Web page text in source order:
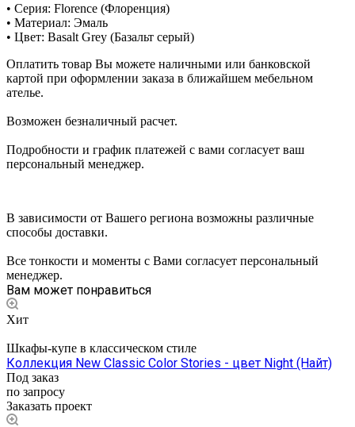
• Серия: Florence (Флоренция)
• Материал: Эмаль
• Цвет: Basalt Grey (Базальт серый)
Оплатить товар Вы можете наличными или банковской
картой при оформлении заказа в ближайшем мебельном
ателье.
Возможен безналичный расчет.
Подробности и график платежей с вами согласует ваш
персональный менеджер.
В зависимости от Вашего региона возможны различные
способы доставки.
Все тонкости и моменты с Вами согласует персональный
менеджер.
Вам может понравиться
Хит
Шкафы-купе в классическом стиле
Коллекция New Classic Color Stories - цвет Night (Найт)
Под заказ
по запросу
Заказать проект